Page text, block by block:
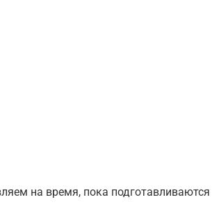
на время, пока подготавливаются